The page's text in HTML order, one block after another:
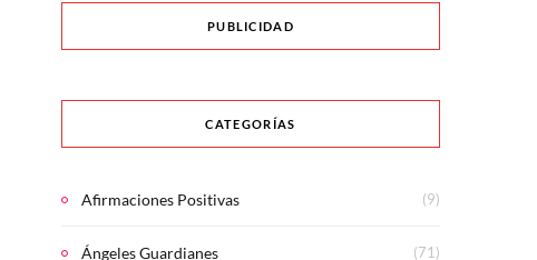
PUBLICIDAD
CATEGORÍAS
Afirmaciones Positivas (9)
Ángeles Guardianes (71)